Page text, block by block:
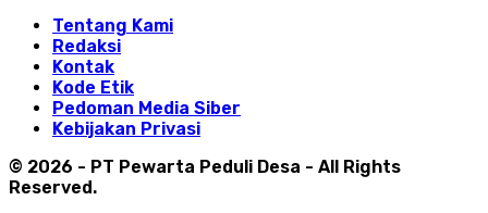
Tentang Kami
Redaksi
Kontak
Kode Etik
Pedoman Media Siber
Kebijakan Privasi
© 2026 - PT Pewarta Peduli Desa - All Rights
Reserved.